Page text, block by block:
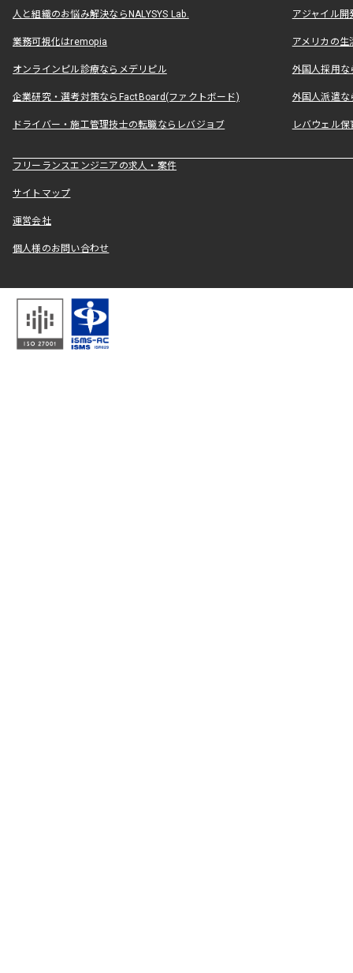
人と組織のお悩み解決ならNALYSYS Lab. アジャイル
業務可視化はremopia アメリカの
オンラインピル診療ならメデリピル 外国人採用
企業研究・選考対策ならFactBoard(ファクトボード) 外国人派遣な
ドライバー・施工管理技士の転職ならレバジョブ レバウェル
フリーランスエンジニアの求人・案件
サイトマップ
運営会社
個人様のお問い合わせ